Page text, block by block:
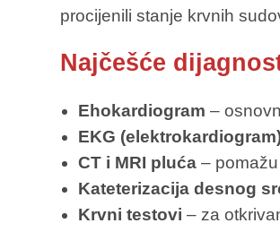
procijenili stanje krvnih
Najčešće
Ehokardiogram –
EKG
CT i MRI pluća –
Kateterizacija desnog
Krvni testovi – za